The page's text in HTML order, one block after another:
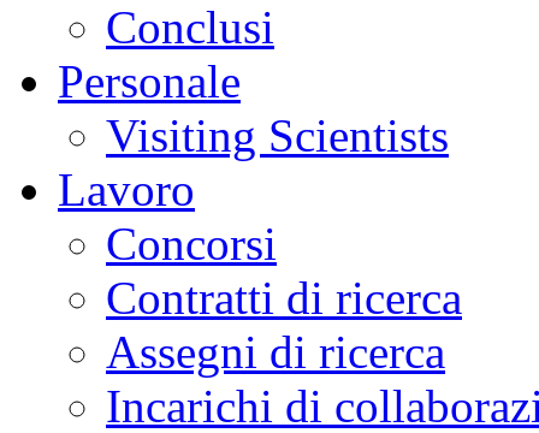
Conclusi
Personale
Visiting Scientists
Lavoro
Concorsi
Contratti di ricerca
Assegni di ricerca
Incarichi di